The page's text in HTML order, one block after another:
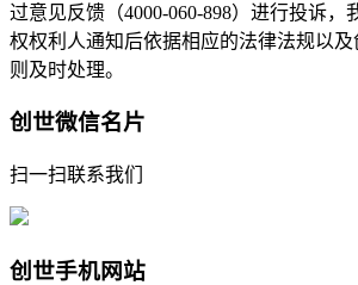
过意见反馈（4000-060-898）进行投诉，
权权利人通知后依据相应的法律法规以
则及时处理。
创世微信名片
扫一扫联系我们
创世手机网站